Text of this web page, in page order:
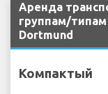
Аренда
группам/
Dortmund
Компактый